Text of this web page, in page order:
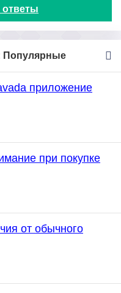
ответы
Популярные
приложение
при покупке
от обычного